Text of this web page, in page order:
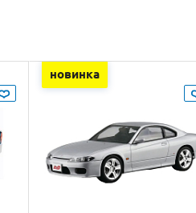
новинка